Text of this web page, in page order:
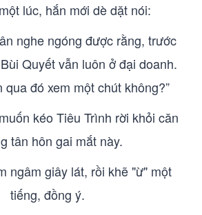
lúc, hắn mới dè dặt nói:
nghe ngóng được rằng, trước
Quyết vẫn luôn ở đại doanh.
qua đó xem một chút không?”
kéo Tiêu Trình rời khỏi căn
tân hôn gai mắt này.
ngâm giây lát, rồi khẽ "ừ" một
tiếng, đồng ý.